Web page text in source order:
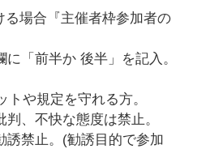
場合『主催者枠参加者の
に「前半か 後半」を記入。
や規定を守れる方。
、不快な態度は禁止。
禁止。(勧誘目的で参加